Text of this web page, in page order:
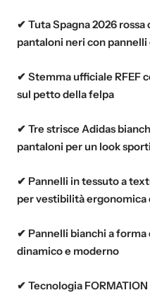
✔ Tuta Spagna 2026 rossa
pantaloni neri con
✔ Stemma ufficiale RFEF
sul petto della felpa
✔ Tre strisce Adidas
pantaloni per un look
✔ Pannelli in tessuto a
per vestibilità
✔ Pannelli bianchi a forma
dinamico e moderno
✔ Tecnologia